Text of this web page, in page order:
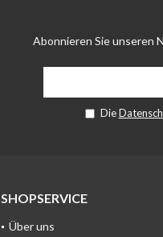
Abonnieren Sie unseren
Die
SHOPSERVICE
Über uns